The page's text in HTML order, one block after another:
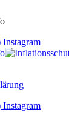
Instagram
Instagram